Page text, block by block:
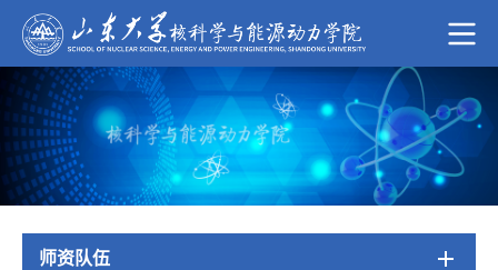
师资队伍